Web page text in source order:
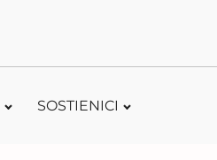
SOSTIENICI